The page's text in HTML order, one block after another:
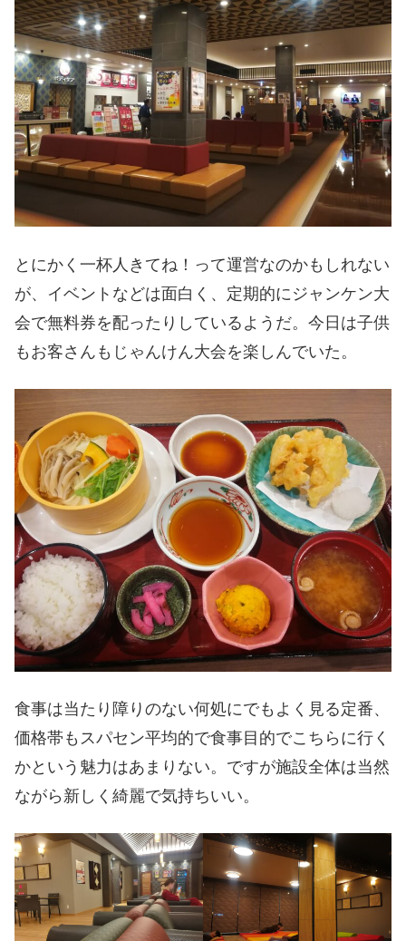
とにかく一杯人きてね！って運営なのかもしれない
が、イベントなどは面白く、定期的にジャンケン大
会で無料券を配ったりしているようだ。今日は子供
もお客さんもじゃんけん大会を楽しんでいた。
食事は当たり障りのない何処にでもよく見る定番、
価格帯もスパセン平均的で食事目的でこちらに行く
かという魅力はあまりない。ですが施設全体は当然
ながら新しく綺麗で気持ちいい。